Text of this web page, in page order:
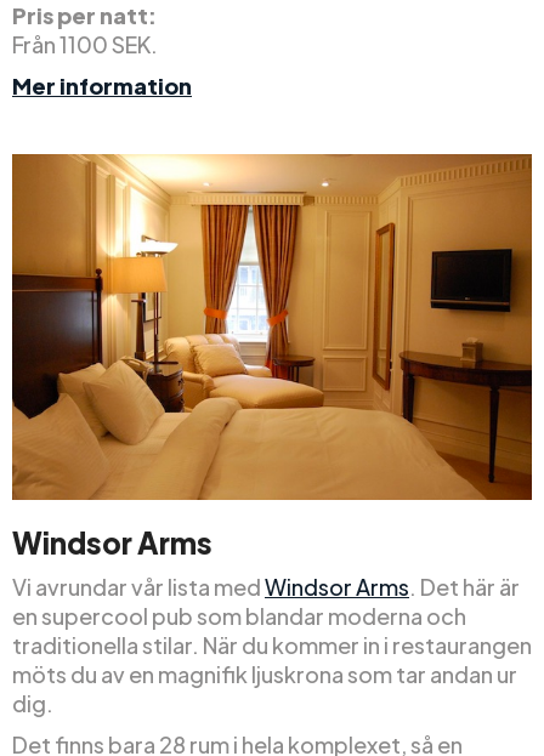
Pris per natt:
Från 1100 SEK.
Mer information
Windsor Arms
Vi avrundar vår lista medWindsor Arms. Det här är
en supercool pub som blandar moderna och
traditionella stilar. När du kommer in i restaurangen
möts du av en magnifik ljuskrona som tar andan ur
dig.
Det finns bara 28 rum i hela komplexet, så en